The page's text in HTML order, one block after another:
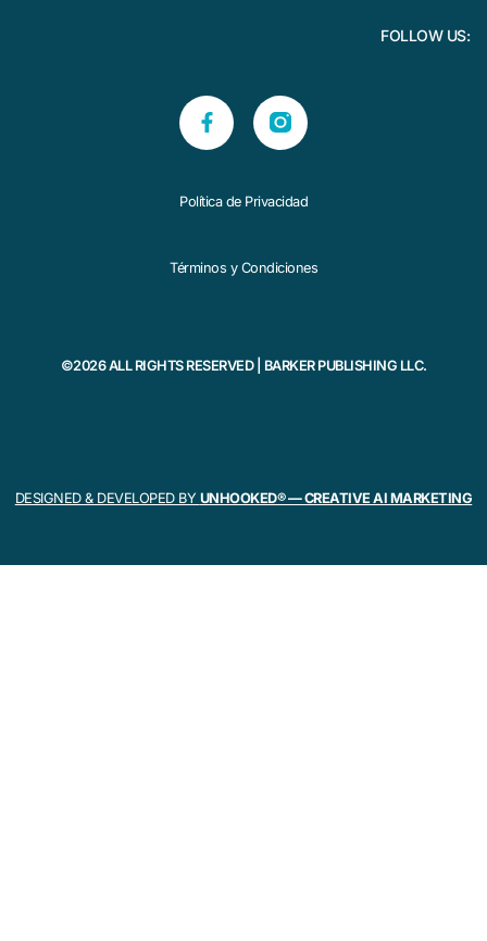
FOLLOW US:
Política de Privacidad
Términos y Condiciones
©2026 ALL RIGHTS RESERVED | BARKER PUBLISHING LLC.
DESIGNED & DEVELOPED BY UNHOOKED® — CREATIVE AI MARKETING